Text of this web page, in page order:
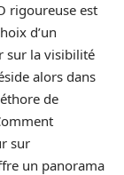
rigoureuse est
d’un
sur la visibilité
alors dans
de
sur
un panorama